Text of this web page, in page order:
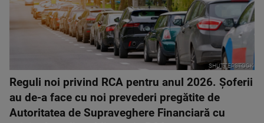
SHUTTERSTOCK
Reguli noi privind RCA pentru anul 2026. Șoferii
au de-a face cu noi prevederi pregătite de
Autoritatea de Supraveghere Financiară cu